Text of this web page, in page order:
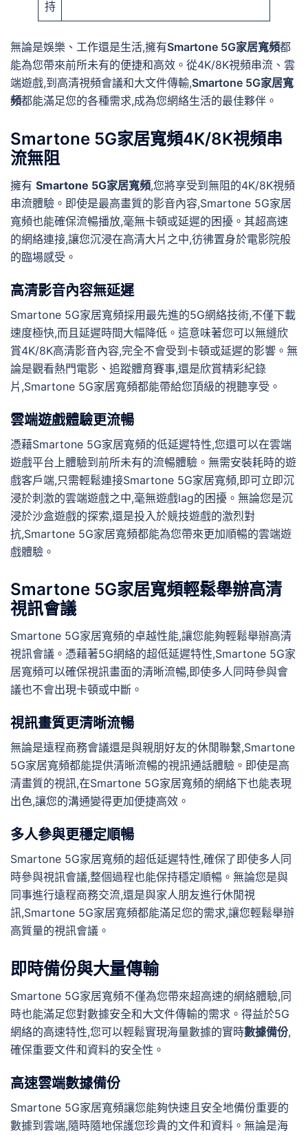
持
無論是娛樂、工作還是生活,擁有Smartone 5G家居寬頻都
能為您帶來前所未有的便捷和高效。從4K/8K視頻串流、雲
端遊戲,到高清視頻會議和大文件傳輸,Smartone 5G家居寬
頻都能滿足您的各種需求,成為您網絡生活的最佳夥伴。
Smartone 5G家居寬頻4K/8K視頻串
流無阻
擁有 Smartone 5G家居寬頻,您將享受到無阻的4K/8K視頻
串流體驗。即使是最高畫質的影音內容,Smartone 5G家居
寬頻也能確保流暢播放,毫無卡頓或延遲的困擾。其超高速
的網絡連接,讓您沉浸在高清大片之中,彷彿置身於電影院般
的臨場感受。
高清影音內容無延遲
Smartone 5G家居寬頻採用最先進的5G網絡技術,不僅下載
速度極快,而且延遲時間大幅降低。這意味著您可以無縫欣
賞4K/8K高清影音內容,完全不會受到卡頓或延遲的影響。無
論是觀看熱門電影、追蹤體育賽事,還是欣賞精彩紀錄
片,Smartone 5G家居寬頻都能帶給您頂級的視聽享受。
雲端遊戲體驗更流暢
憑藉Smartone 5G家居寬頻的低延遲特性,您還可以在雲端
遊戲平台上體驗到前所未有的流暢體驗。無需安裝耗時的遊
戲客戶端,只需輕鬆連接Smartone 5G家居寬頻,即可立即沉
浸於刺激的雲端遊戲之中,毫無遊戲lag的困擾。無論您是沉
浸於沙盒遊戲的探索,還是投入於競技遊戲的激烈對
抗,Smartone 5G家居寬頻都能為您帶來更加順暢的雲端遊
戲體驗。
Smartone 5G家居寬頻輕鬆舉辦高清
視訊會議
Smartone 5G家居寬頻的卓越性能,讓您能夠輕鬆舉辦高清
視訊會議。憑藉著5G網絡的超低延遲特性,Smartone 5G家
居寬頻可以確保視訊畫面的清晰流暢,即使多人同時參與會
議也不會出現卡頓或中斷。
視訊畫質更清晰流暢
無論是遠程商務會議還是與親朋好友的休閒聯繫,Smartone
5G家居寬頻都能提供清晰流暢的視訊通話體驗。即使是高
清畫質的視訊,在Smartone 5G家居寬頻的網絡下也能表現
出色,讓您的溝通變得更加便捷高效。
多人參與更穩定順暢
Smartone 5G家居寬頻的超低延遲特性,確保了即使多人同
時參與視訊會議,整個過程也能保持穩定順暢。無論您是與
同事進行遠程商務交流,還是與家人朋友進行休閒視
訊,Smartone 5G家居寬頻都能滿足您的需求,讓您輕鬆舉辦
高質量的視訊會議。
即時備份與大量傳輸
Smartone 5G家居寬頻不僅為您帶來超高速的網絡體驗,同
時也能滿足您對數據安全和大文件傳輸的需求。得益於5G
網絡的高速特性,您可以輕鬆實現海量數據的實時數據備份,
確保重要文件和資料的安全性。
高速雲端數據備份
Smartone 5G家居寬頻讓您能夠快速且安全地備份重要的
數據到雲端,隨時隨地保護您珍貴的文件和資料。無論是海